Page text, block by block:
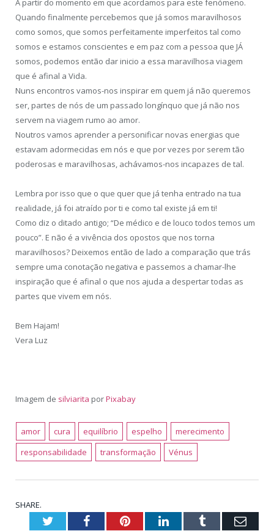
Quando finalmente percebemos que já somos maravilhosos
como somos, que somos perfeitamente imperfeitos tal como
somos e estamos conscientes e em paz com a pessoa que JÁ
somos, podemos então dar inicio a essa maravilhosa viagem
que é afinal a Vida.
Nuns encontros vamos-nos inspirar em quem já não queremos
ser, partes de nós de um passado longínquo que já não nos
servem na viagem rumo ao amor.
Noutros vamos aprender a personificar novas energias que
estavam adormecidas em nós e que por vezes por serem tão
poderosas e maravilhosas, achávamos-nos incapazes de tal.
Lembra por isso que o que quer que já tenha entrado na tua
realidade, já foi atraído por ti e como tal existe já em ti!
Como diz o ditado antigo; “De médico e de louco todos temos um
pouco”. E não é a vivência dos opostos que nos torna
maravilhosos? Deixemos então de lado a comparação que trás
sempre uma conotação negativa e passemos a chamar-lhe
inspiração que é afinal o que nos ajuda a despertar todas as
partes que vivem em nós.
Bem Hajam!
Vera Luz
Imagem de silviarita porPixabay
amor cura equilíbrio espelho
merecimento
responsabilidade
transformação Vénus
SHARE.
TwitterFacebookPinterestLinkedInTumblr